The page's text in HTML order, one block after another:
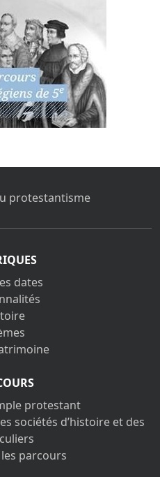
protestantisme
dates
protestant
sociétés d’histoire et des
parcours